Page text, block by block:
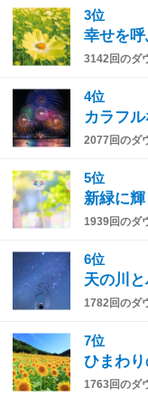
3位
幸せを
3142回のダ
4位
カラフ
2077回のダ
5位
新緑に
1939回のダ
6位
天の川
1782回のダ
7位
ひまわ
1763回のダ